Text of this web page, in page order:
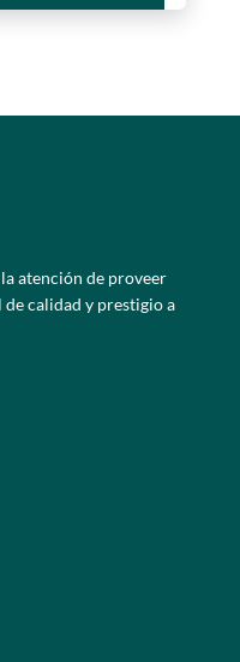
atención de proveer
de calidad y prestigio a